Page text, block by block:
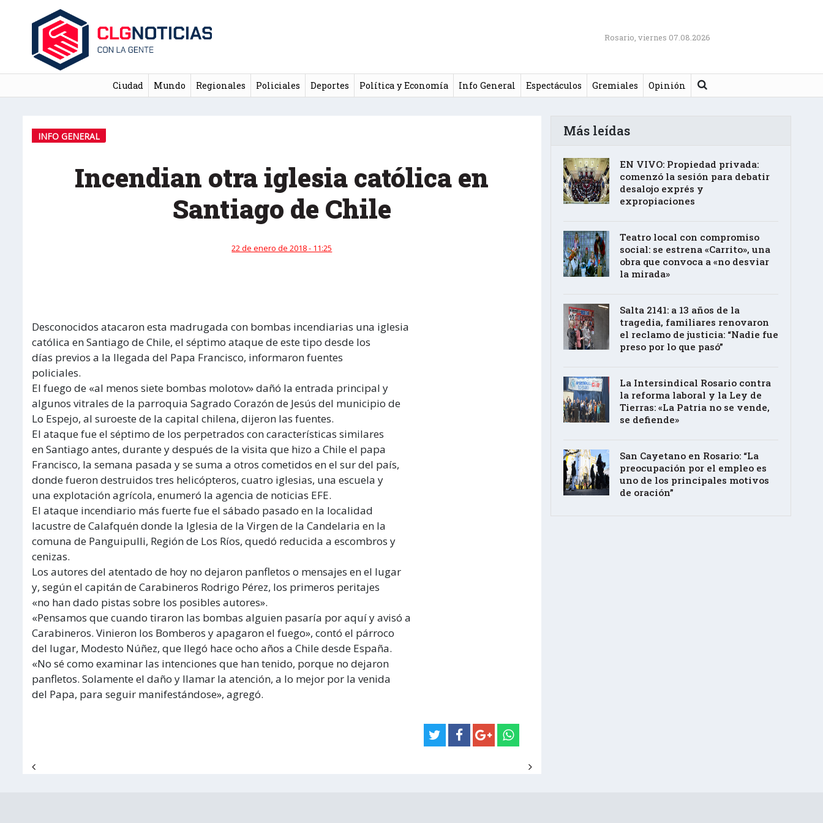
Rosario, viernes 07.08.2026
Ciudad Mundo Regionales Policiales Deportes Política y Economía Info General Espectáculos Gremiales Opinión Buscar
INFO GENERAL
Incendian otra iglesia católica en
Santiago de Chile
22 de enero de 2018 - 11:25
Desconocidos atacaron esta madrugada con bombas incendiarias una iglesia
católica en Santiago de Chile, el séptimo ataque de este tipo desde los
días previos a la llegada del Papa Francisco, informaron fuentes
policiales.
El fuego de «al menos siete bombas molotov» dañó la entrada principal y
algunos vitrales de la parroquia Sagrado Corazón de Jesús del municipio de
Lo Espejo, al suroeste de la capital chilena, dijeron las fuentes.
El ataque fue el séptimo de los perpetrados con características similares
en Santiago antes, durante y después de la visita que hizo a Chile el papa
Francisco, la semana pasada y se suma a otros cometidos en el sur del país,
donde fueron destruidos tres helicópteros, cuatro iglesias, una escuela y
una explotación agrícola, enumeró la agencia de noticias EFE.
El ataque incendiario más fuerte fue el sábado pasado en la localidad
lacustre de Calafquén donde la Iglesia de la Virgen de la Candelaria en la
comuna de Panguipulli, Región de Los Ríos, quedó reducida a escombros y
cenizas.
Los autores del atentado de hoy no dejaron panfletos o mensajes en el lugar
y, según el capitán de Carabineros Rodrigo Pérez, los primeros peritajes
«no han dado pistas sobre los posibles autores».
«Pensamos que cuando tiraron las bombas alguien pasaría por aquí y avisó a
Carabineros. Vinieron los Bomberos y apagaron el fuego», contó el párroco
del lugar, Modesto Núñez, que llegó hace ocho años a Chile desde España.
«No sé como examinar las intenciones que han tenido, porque no dejaron
panfletos. Solamente el daño y llamar la atención, a lo mejor por la venida
del Papa, para seguir manifestándose», agregó.
Más leídas
EN VIVO: Propiedad privada:
comenzó la sesión para debatir
desalojo exprés y
expropiaciones
Teatro local con compromiso
social: se estrena «Carrito», una
obra que convoca a «no desviar
la mirada»
Salta 2141: a 13 años de la
tragedia, familiares renovaron
el reclamo de justicia: “Nadie fue
preso por lo que pasó”
La Intersindical Rosario contra
la reforma laboral y la Ley de
Tierras: «La Patria no se vende,
se defiende»
San Cayetano en Rosario: “La
preocupación por el empleo es
uno de los principales motivos
de oración”